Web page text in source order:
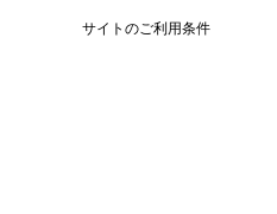
サイトのご利用条件